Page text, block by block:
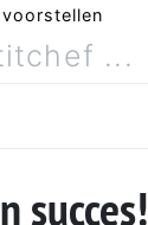
succes!